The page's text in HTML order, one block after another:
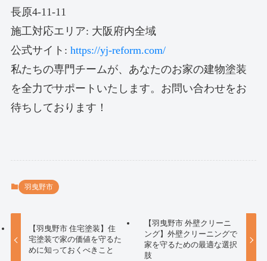
長原4-11-11
施工対応エリア: 大阪府内全域
公式サイト: https://yj-reform.com/
私たちの専門チームが、あなたのお家の建物塗装
を全力でサポートいたします。お問い合わせをお
待ちしております！
羽曳野市
【羽曳野市 住宅塗装】住
宅塗装で家の価値を守るた
めに知っておくべきこと
【羽曳野市 外壁クリーニ
ング】外壁クリーニングで
家を守るための最適な選択
肢